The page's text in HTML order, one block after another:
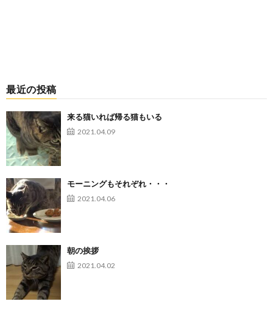
最近の投稿
来る猫いれば帰る猫もいる
2021.04.09
モーニングもそれぞれ・・・
2021.04.06
朝の挨拶
2021.04.02